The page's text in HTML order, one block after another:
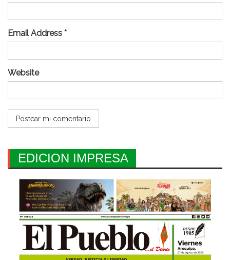
Email Address *
Website
EDICION IMPRESA